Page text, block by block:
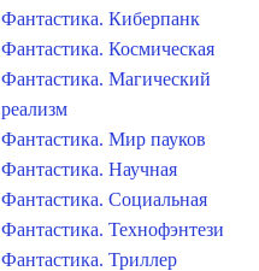
Фантастика. Киберпанк
Фантастика. Космическая
Фантастика. Магический
реализм
Фантастика. Мир пауков
Фантастика. Научная
Фантастика. Социальная
Фантастика. Технофэнтези
Фантастика. Триллер